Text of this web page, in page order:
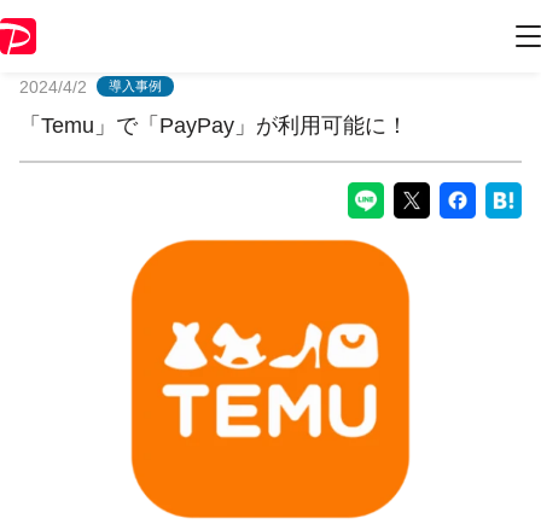
2024/4/2 導入事例
「Temu」で「PayPay」が利用可能に！